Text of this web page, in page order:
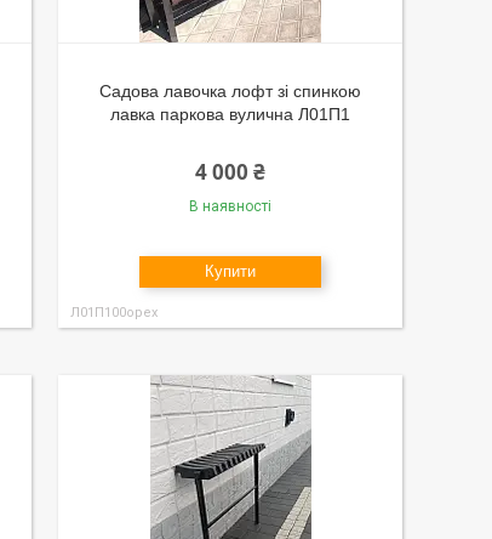
Садова лавочка лофт зі спинкою
лавка паркова вулична Л01П1
4 000 ₴
В наявності
Купити
Л01П100орех